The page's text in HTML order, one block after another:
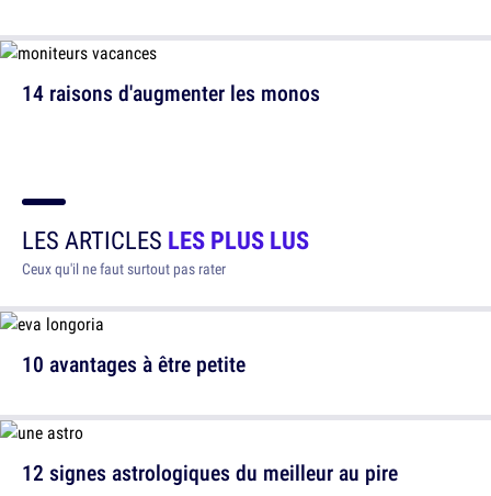
14 raisons d'augmenter les monos
LES ARTICLES LES PLUS LUS
Ceux qu'il ne faut surtout pas rater
10 avantages à être petite
12 signes astrologiques du meilleur au pire